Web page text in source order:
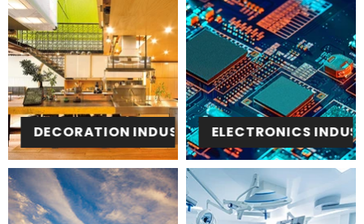
DECORATION INDUSTRY ELECTRONICS